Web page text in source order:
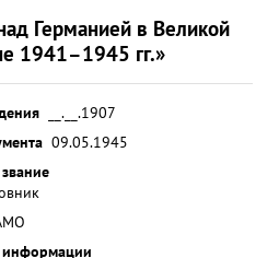
Германией в Великой
1941–1945 гг.»
__.__.1907
09.05.1945
информации